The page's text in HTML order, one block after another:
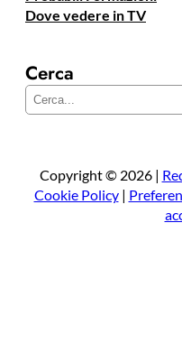
Dove vedere in TV
Cerca
Copyright © 2026 |
Cookie Policy|